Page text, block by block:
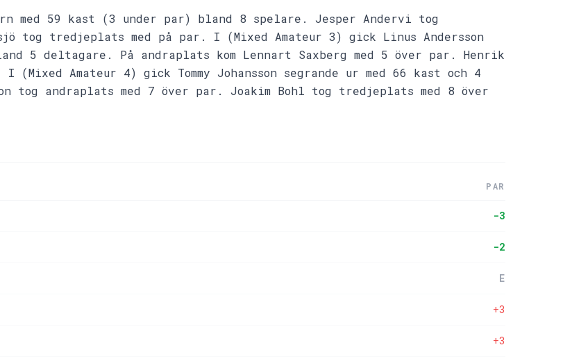
med 59 kast (3 under par) bland 8 spelare. Jesper Andervi tog
tog tredjeplats med på par. I (Mixed Amateur 3) gick Linus Andersson
5 deltagare. På andraplats kom Lennart Saxberg med 5 över par. Henrik
Amateur 4) gick Tommy Johansson segrande ur med 66 kast och 4
tog andraplats med 7 över par. Joakim Bohl tog tredjeplats med 8 över
PAR
-3
-2
E
+3
+3